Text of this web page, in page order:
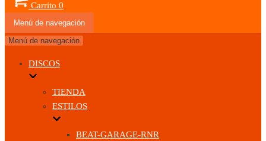
Carrito 0
Menú de navegación
Menú de navegación
DISCOS
TIENDA
ESTILOS
BEAT-GARAGE-RNR